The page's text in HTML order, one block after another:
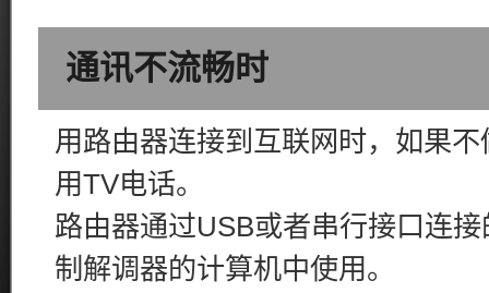
通讯不流畅时
用路由器连接到互联网时，如果
用TV电话。
路由器通过USB或者串行接口连
制解调器的计算机中使用。